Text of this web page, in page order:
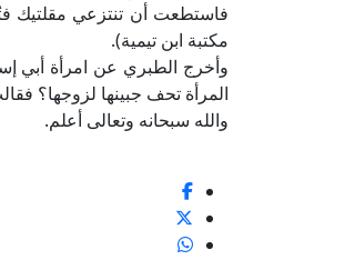
مكتبة ابن تيمية).
وأخرج الطبري عن امرأة أبي
المرأة تحف جبينها لزوجها؟
والله سبحانه وتعالى أعلم.